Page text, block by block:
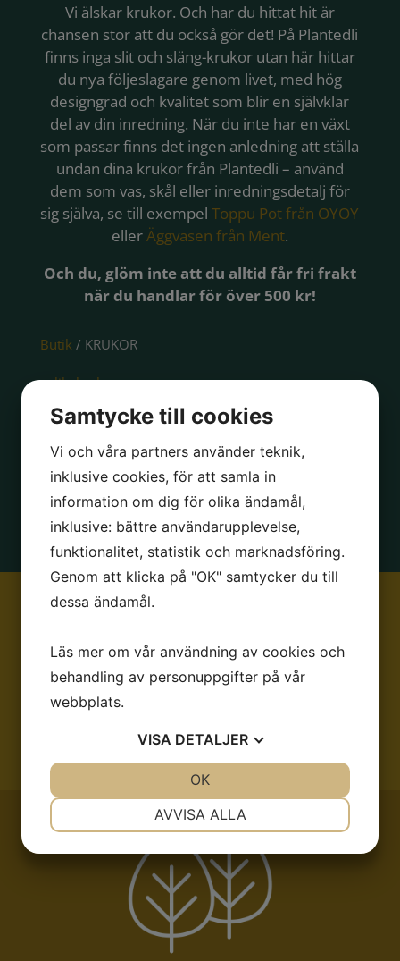
Vi älskar krukor. Och har du hittat hit är
chansen stor att du också gör det! På Plantedli
finns inga slit och släng-krukor utan här hittar
du nya följeslagare genom livet, med hög
designgrad och kvalitet som blir en självklar
del av din inredning. När du inte har en växt
som passar finns det ingen anledning att ställa
undan dina krukor från Plantedli – använd
dem som vas, skål eller inredningsdetalj för
sig själva, se till exempelToppu Pot från OYOY
ellerÄggvasen från Ment.
Och du, glöm inte att du alltid får fri frakt
när du handlar för över 500 kr!
Butik / KRUKOR
FÅ KVAR!
Ursula Puce
Krukor
Samtycke till cookies
Vi och våra partners använder teknik,
inklusive cookies, för att samla in
information om dig för olika ändamål,
inklusive: bättre användarupplevelse,
funktionalitet, statistik och marknadsföring.
Genom att klicka på "OK" samtycker du till
dessa ändamål.
Läs mer om vår användning av cookies och
behandling av personuppgifter på vår
webbplats.
VISA DETALJER
MARKNADSFÖRING STATISTIK
AVVISA ALLA
OK